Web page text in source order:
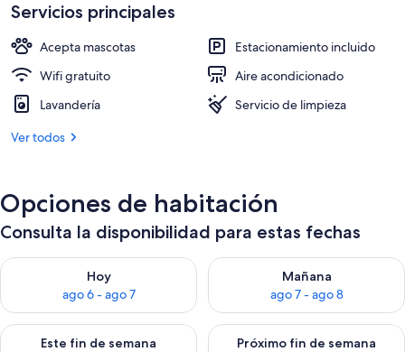
Escritorio, tabla de planchar con
Servicios principales
Acepta mascotas
Estacionamiento incluido
Wifi gratuito
Aire acondicionado
Lavandería
Servicio de limpieza
Ver todos
Opciones de habitación
Consulta la disponibilidad para estas fechas
Hoy
ago 6 - ago 7
Consulta la disponibilidad para hoy ago 6 - ago 7
Mañana
ago 7 - ago 8
Consulta la disponibilidad
Este fin de semana
Consulta la disponibilidad para este fin de semana ago 7 -
Próximo fin de semana
Consulta la disponibilidad